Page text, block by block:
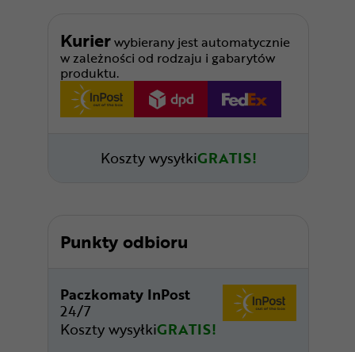
Kurierwybierany jest automatycznie
w zależności od rodzaju i gabarytów
produktu.
Koszty wysyłkiGRATIS!
Punkty odbioru
Paczkomaty InPost
24/7
Koszty wysyłkiGRATIS!